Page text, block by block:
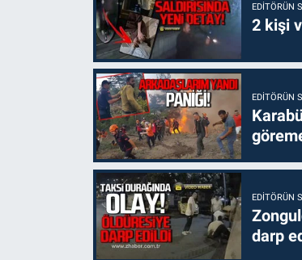
EDITÖRÜN
2 kişi
EDITÖRÜN
EDITÖRÜN
darp